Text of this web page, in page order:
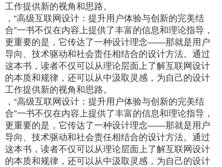
工作提供新的视角和思路。
，“高级互联网设计：提升用户体验与创新的完美结
合”一书不仅在内容上提供了丰富的信息和理论指导，
更重要的是，它传达了一种设计理念——那就是用户
导向、技术驱动和社会责任相结合的设计方法。通过
这本书，读者不仅可以从理论层面上了解互联网设计
的本质和规律，还可以从中汲取灵感，为自己的设计
工作提供新的视角和思路。
，“高级互联网设计：提升用户体验与创新的完美结
合”一书不仅在内容上提供了丰富的信息和理论指导，
更重要的是，它传达了一种设计理念——那就是用户
导向、技术驱动和社会责任相结合的设计方法。通过
这本书，读者不仅可以从理论层面上了解互联网设计
的本质和规律，还可以从中汲取灵感，为自己的设计